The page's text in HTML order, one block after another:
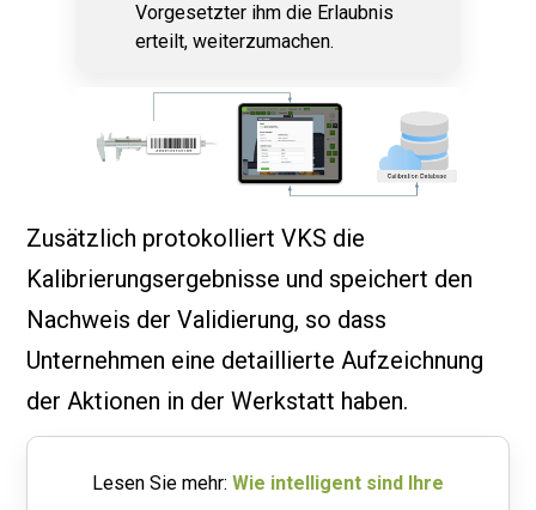
Vorgesetzter ihm die Erlaubnis
erteilt, weiterzumachen.
Zusätzlich protokolliert VKS die
Kalibrierungsergebnisse und speichert den
Nachweis der Validierung, so dass
Unternehmen eine detaillierte Aufzeichnung
der Aktionen in der Werkstatt haben.
Lesen Sie mehr: Wie intelligent sind Ihre